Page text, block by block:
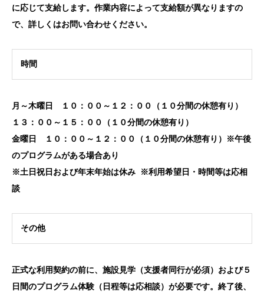
に応じて支給します。作業内容によって支給額が異なりますの
で、詳しくはお問い合わせください。
時間
月～木曜日 １０：００～１２：００（１０分間の休憩有り）
１３：００～１５：００（１０分間の休憩有り）
金曜日 １０：００～１２：００（１０分間の休憩有り）※午後
のプログラムがある場合あり
※土日祝日および年末年始は休み ※利用希望日・時間等は応相
談
その他
正式な利用契約の前に、施設見学（支援者同行が必須）および５
日間のプログラム体験（日程等は応相談）が必要です。終了後、